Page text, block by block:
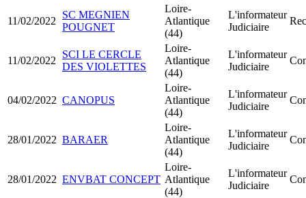
11/02/2022
SC MEGNIEN
POUGNET
Loire-
Atlantique
(44)
L'informateur
Judiciaire
11/02/2022
SCI LE CERCLE
DES VIOLETTES
Loire-
Atlantique
(44)
L'informateur
Judiciaire
04/02/2022 CANOPUS
Loire-
Atlantique
(44)
L'informateur
Judiciaire
28/01/2022 BARAER
Loire-
Atlantique
(44)
L'informateur
Judiciaire
28/01/2022 ENVBAT CONCEPT
Loire-
Atlantique
(44)
L'informateur
Judiciaire